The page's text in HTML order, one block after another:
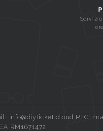
info@diyticket.cloud PEC:
RM1671472